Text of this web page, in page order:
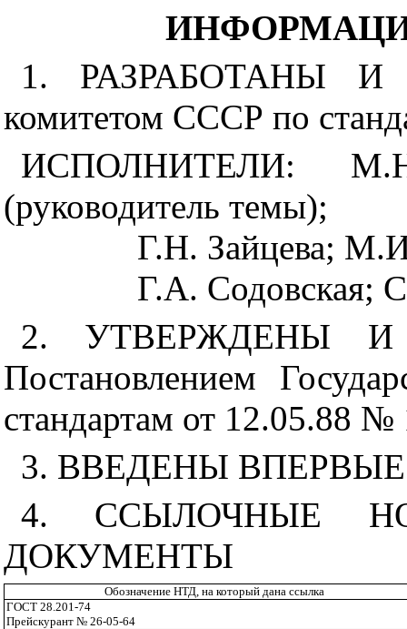
1. РАЗРАБОТАНЫ И
комитетом СССР по
ИСПОЛНИТЕЛИ:
(руководитель темы);
Г.Н. Зайцева;
Г.А. Содовская;
2. УТВЕРЖДЕНЫ
Постановлением
стандартам от 12.05.88 №
3. ВВЕДЕНЫ ВПЕРВЫЕ
4. ССЫЛОЧНЫЕ
ДОКУМЕНТЫ
Обозначение НТД, на который дана ссылка
ГОСТ 28.201-74
Прейскурант № 26-05-64